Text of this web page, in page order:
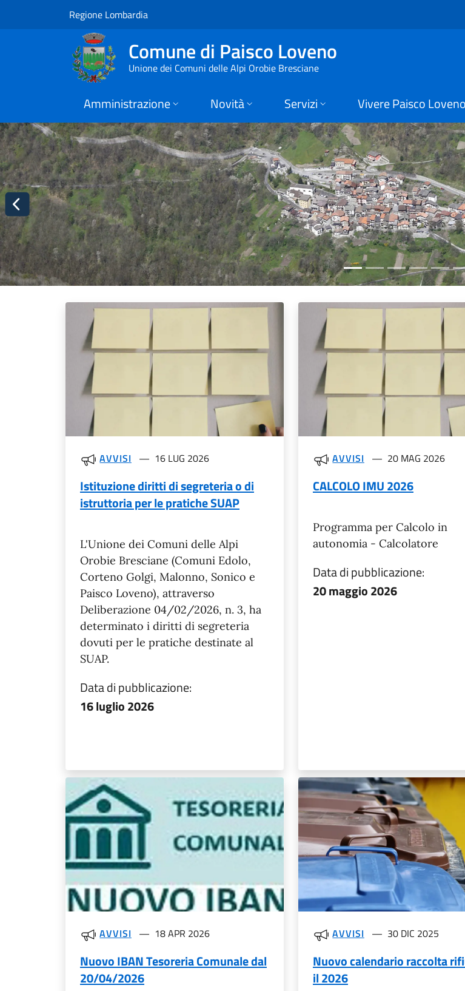
Vai al contenuto principale
Home page | Comune di Paisco
Regione Lombardia
Comune di Paisco Loveno
Unione dei Comuni delle Alpi Orobie Bresciane
Amministrazione Novità Servizi Vivere Paisco Loveno
indietro
Novità in evidenza
AVVISI 16 LUG 2026
Istituzione diritti di segreteria o di
istruttoria per le pratiche SUAP
L'Unione dei Comuni delle Alpi
Orobie Bresciane (Comuni Edolo,
Corteno Golgi, Malonno, Sonico e
Paisco Loveno), attraverso
Deliberazione 04/02/2026, n. 3, ha
determinato i diritti di segreteria
dovuti per le pratiche destinate al
SUAP.
Data di pubblicazione:
16 luglio 2026
AVVISI 20 MAG 2026
CALCOLO IMU 2026
Programma per Calcolo in
autonomia - Calcolatore
Data di pubblicazione:
20 maggio 2026
AVVISI 18 APR 2026
Nuovo IBAN Tesoreria Comunale dal
20/04/2026
AVVISI 30 DIC 2025
Nuovo calendario raccolta
il 2026